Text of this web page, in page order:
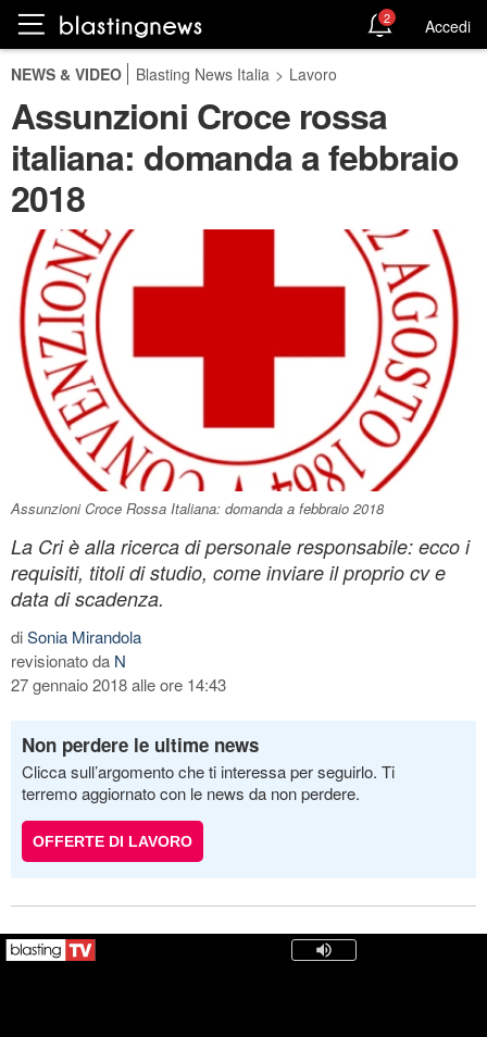
2 Accedi
NEWS & VIDEO Blasting News Italia > Lavoro
Assunzioni Croce rossa
italiana: domanda a febbraio
2018
Assunzioni Croce Rossa Italiana: domanda a febbraio 2018
La Cri è alla ricerca di personale responsabile: ecco i
requisiti, titoli di studio, come inviare il proprio cv e
data di scadenza.
diSonia Mirandola
revisionato da N
27 gennaio 2018 alle ore 14:43
Non perdere le ultime news
Clicca sull’argomento che ti interessa per seguirlo. Ti
terremo aggiornato con le news da non perdere.
OFFERTE DI LAVORO